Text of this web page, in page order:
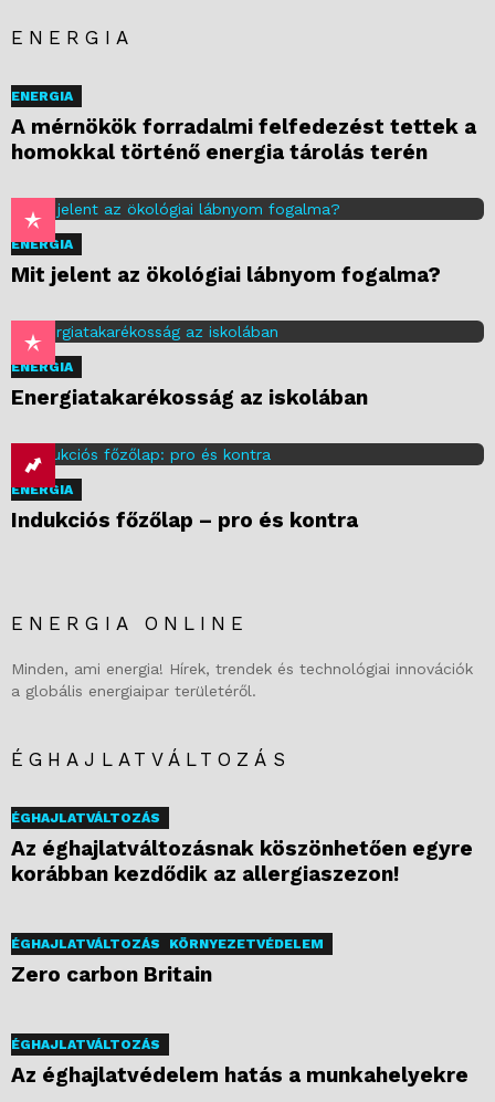
ENERGIA
ENERGIA
A mérnökök forradalmi felfedezést tettek a
homokkal történő energia tárolás terén
ENERGIA
Mit jelent az ökológiai lábnyom fogalma?
ENERGIA
Energiatakarékosság az iskolában
ENERGIA
Indukciós főzőlap – pro és kontra
ENERGIA ONLINE
Minden, ami energia! Hírek, trendek és technológiai innovációk
a globális energiaipar területéről.
ÉGHAJLATVÁLTOZÁS
ÉGHAJLATVÁLTOZÁS
Az éghajlatváltozásnak köszönhetően egyre
korábban kezdődik az allergiaszezon!
ÉGHAJLATVÁLTOZÁS KÖRNYEZETVÉDELEM
Zero carbon Britain
ÉGHAJLATVÁLTOZÁS
Az éghajlatvédelem hatás a munkahelyekre